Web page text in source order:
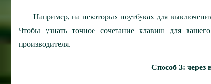
Например, на некоторых ноутбуках для
Чтобы узнать точное сочетание клавиш для
производителя.
Способ 3: через